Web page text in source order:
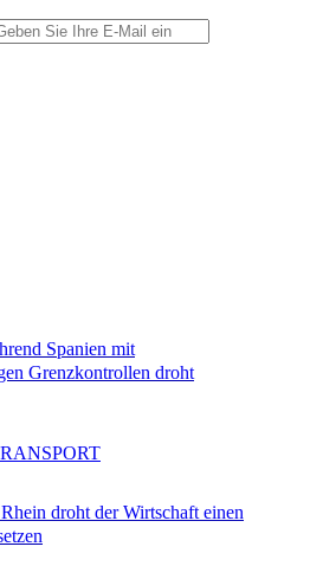
Spanien mit
Grenzkontrollen droht
droht der Wirtschaft einen